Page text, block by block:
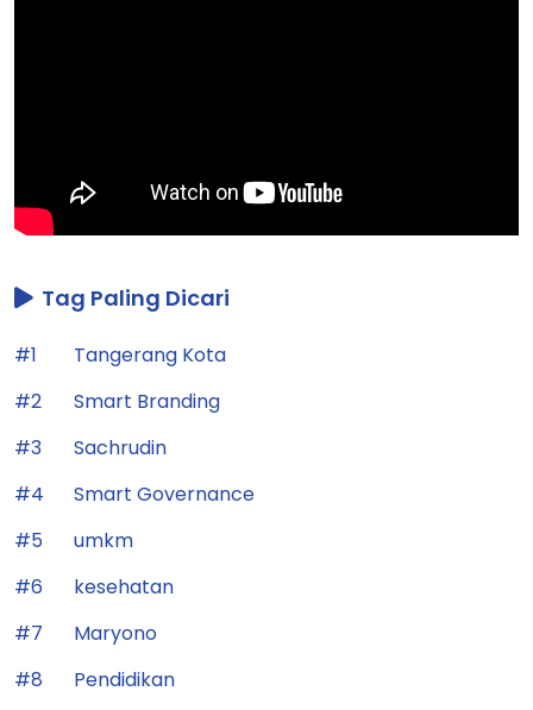
Tag Paling Dicari
#1
Tangerang Kota
#2
Smart Branding
#3
Sachrudin
#4
Smart Governance
#5
umkm
#6
kesehatan
#7
Maryono
#8
Pendidikan